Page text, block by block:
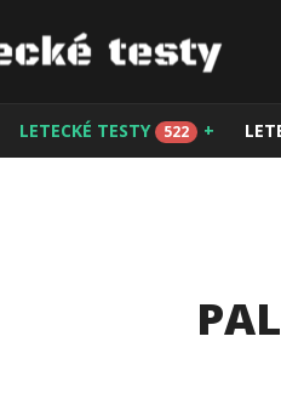
LETECKÉ TESTY 522 +